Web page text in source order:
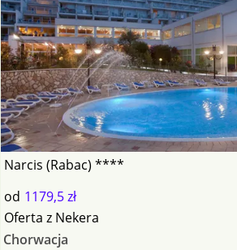
Narcis (Rabac) ****
od 1179,5 zł
Oferta z Nekera
Chorwacja